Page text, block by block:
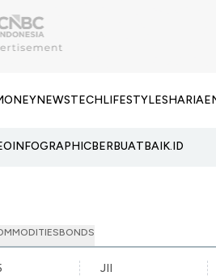
NEWSTECHLIFESTYLESHARIA
INFOGRAPHICBERBUATBAIK.ID
BONDS
JII